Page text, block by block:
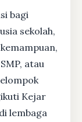
bagi
sekolah,
atau
Kejar
lembaga